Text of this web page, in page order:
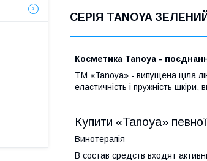
СЕРІЯ TANOYA
Косметика Tanoya -
ТМ «Tanoya» - випущена ціла
еластичність і пружність
Купити «Tanoya»
Винотерапія
В состав средств входят